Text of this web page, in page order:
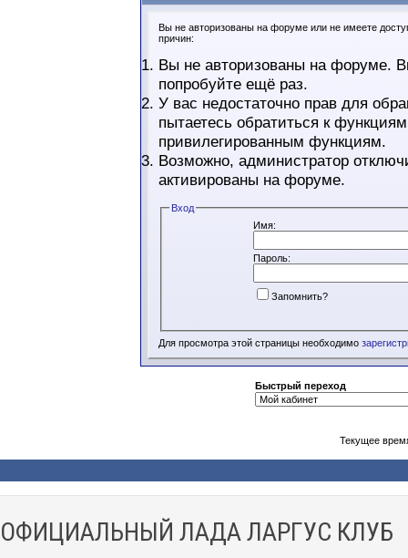
Вы не авторизованы на форуме или не имеете
причин:
Вы не авторизованы на форуме.
попробуйте ещё раз.
У вас недостаточно прав для
пытаетесь обратиться к
привилегированным функциям.
Возможно, администратор
активированы на форуме.
Вход
Имя:
Пароль:
Запомнить?
Для просмотра этой страницы необходимо
Быстрый переход
Текущее
ОФИЦИАЛЬНЫЙ ЛАДА ЛАРГУС КЛУБ